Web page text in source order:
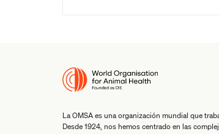
La OMSA es una organización mundial que
Desde 1924, nos hemos centrado en las